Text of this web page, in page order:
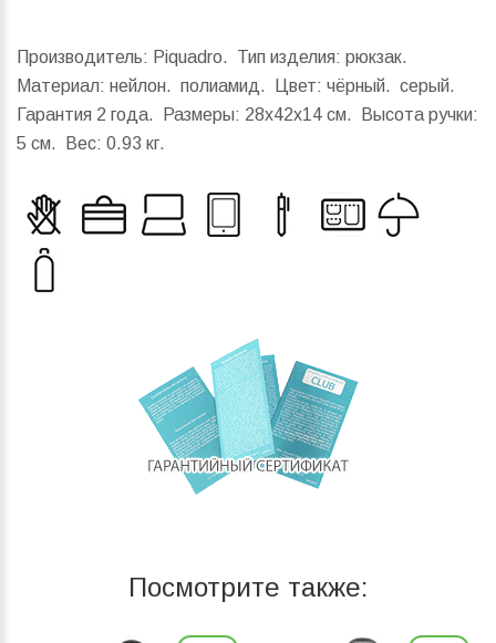
Производитель: Piquadro. Тип изделия: рюкзак.
Материал: нейлон. полиамид. Цвет: чёрный. серый.
Гарантия 2 года.
Размеры: 28x42x14 см.
Высота ручки:
5 см.
Вес: 0.93 кг.
Посмотрите также: